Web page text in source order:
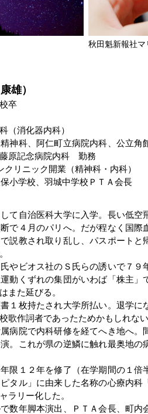
秋田魁新報社
雄）
卒
（消化器内科）
神科、阿仁町立病院内科、公立
藤原記念病院内科 勤務
リニック開業（精神科・内科）
小学校、羽城中学校ＰＴＡ会長
て自治医科大学に入学。長い低
で４月のパリへ。だが程なく国
説教され取り乱し、パスポート
やビオス社のＳ氏らの誘いで７
動くずれの集団がいわば「株主
また延びる。
１枚持たされ大学所払い。退学
歌作詞者であったためかもしれない
病院で内科研修を経てへき地へ
。これが県の逆鱗に触れ最奥地
限１２年を修了（在学期間の１
タル」に由来した名称の心療内
ラリー化した。
数年脚本演出、ＰＴＡ会長、町